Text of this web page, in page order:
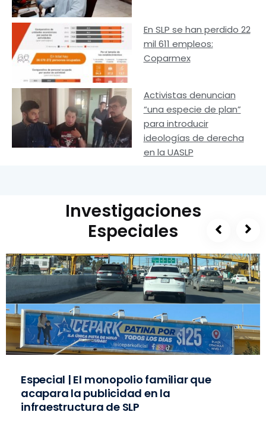
En SLP se han perdido 22
mil 611 empleos:
Coparmex
Activistas denuncian
“una especie de plan”
para introducir
ideologías de derecha
en la UASLP
Investigaciones
Especiales
Especial | El monopolio familiar que
acapara la publicidad en la
infraestructura de SLP